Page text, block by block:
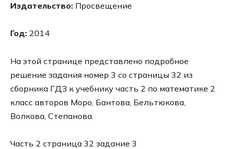
Издательство: Просвещение
Год: 2014
На этой странице представлено подробное
решение задания номер 3 со страницы 32 из
сборника ГДЗ к учебнику часть 2 по математике 2
класс авторов Моро, Бантова, Бельтюкова,
Волкова, Степанова.
Часть 2 страница 32 задание 3